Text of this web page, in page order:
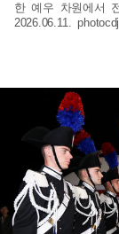
한 예우 차원에서
2026.06.11.